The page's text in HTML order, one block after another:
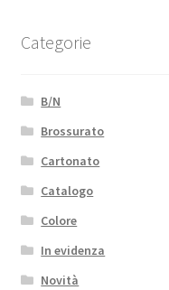
Categorie
B/N
Brossurato
Cartonato
Catalogo
Colore
In evidenza
Novità